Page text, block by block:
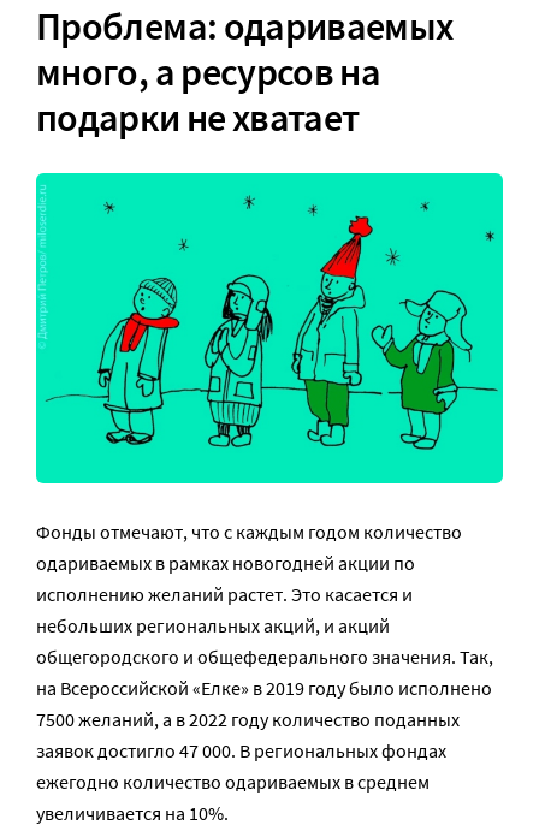
Проблема: одариваемых
много, а ресурсов на
подарки не хватает
Фонды отмечают, что с каждым годом количество
одариваемых в рамках новогодней акции по
исполнению желаний растет. Это касается и
небольших региональных акций, и акций
общегородского и общефедерального значения. Так,
на Всероссийской «Елке» в 2019 году было исполнено
7500 желаний, а в 2022 году количество поданных
заявок достигло 47 000. В региональных фондах
ежегодно количество одариваемых в среднем
увеличивается на 10%.